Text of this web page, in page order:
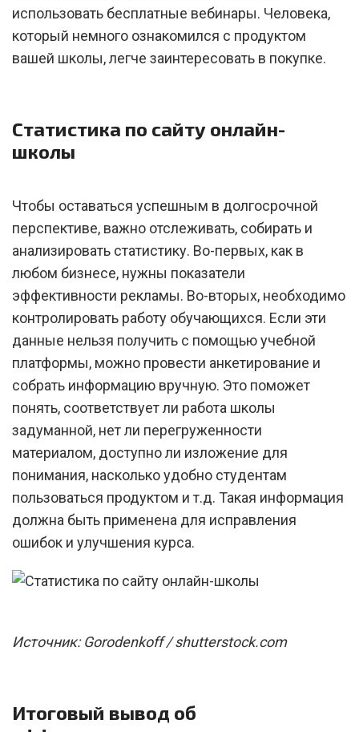
использовать бесплатные вебинары. Человека,
который немного ознакомился с продуктом
вашей школы, легче заинтересовать в покупке.
Статистика по сайту онлайн-
школы
Чтобы оставаться успешным в долгосрочной
перспективе, важно отслеживать, собирать и
анализировать статистику. Во-первых, как в
любом бизнесе, нужны показатели
эффективности рекламы. Во-вторых, необходимо
контролировать работу обучающихся. Если эти
данные нельзя получить с помощью учебной
платформы, можно провести анкетирование и
собрать информацию вручную. Это поможет
понять, соответствует ли работа школы
задуманной, нет ли перегруженности
материалом, доступно ли изложение для
понимания, насколько удобно студентам
пользоваться продуктом и т.д. Такая информация
должна быть применена для исправления
ошибок и улучшения курса.
Источник: Gorodenkoff / shutterstock.com
Итоговый вывод об